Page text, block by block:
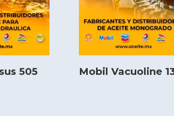
505 Mobil Vacuoline